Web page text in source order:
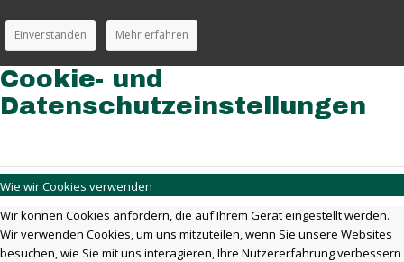
Einverstanden Mehr erfahren
Cookie- und
Datenschutzeinstellungen
Wie wir Cookies verwenden
Wir können Cookies anfordern, die auf Ihrem Gerät eingestellt werden.
Wir verwenden Cookies, um uns mitzuteilen, wenn Sie unsere Websites
besuchen, wie Sie mit uns interagieren, Ihre Nutzererfahrung verbessern